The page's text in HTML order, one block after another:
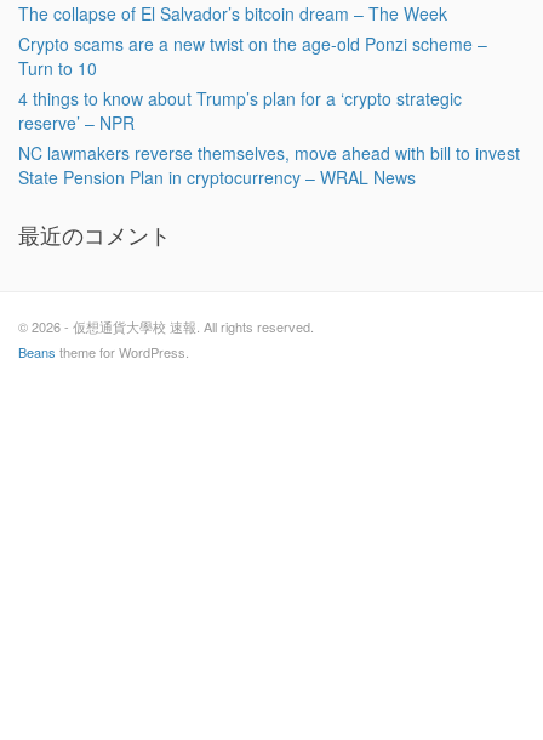
The collapse of El Salvador’s bitcoin dream – The Week
Crypto scams are a new twist on the age-old Ponzi scheme –
Turn to 10
4 things to know about Trump’s plan for a ‘crypto strategic
reserve’ – NPR
NC lawmakers reverse themselves, move ahead with bill to invest
State Pension Plan in cryptocurrency – WRAL News
最近のコメント
© 2026 - 仮想通貨大學校 速報. All rights reserved.
Beans theme for WordPress.